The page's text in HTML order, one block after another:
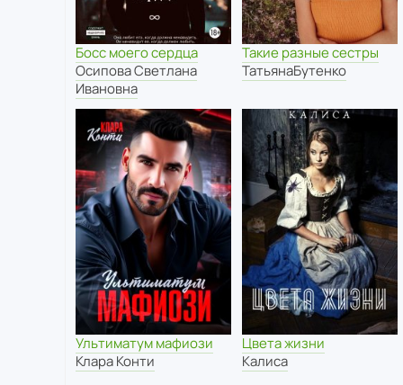
Босс моего сердца
Осипова Светлана
Ивановна
Такие разные сестры
ТатьянаБутенко
Ультиматум мафиози
Клара Конти
Цвета жизни
Калиса